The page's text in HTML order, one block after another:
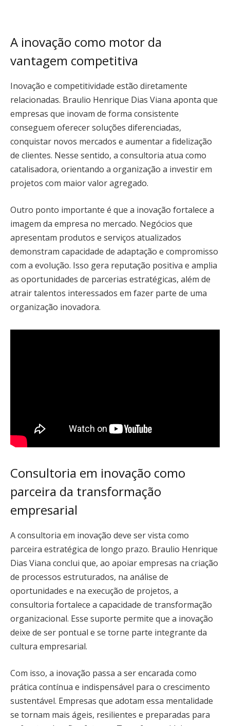
A inovação como motor da
vantagem competitiva
Inovação e competitividade estão diretamente
relacionadas. Braulio Henrique Dias Viana aponta que
empresas que inovam de forma consistente
conseguem oferecer soluções diferenciadas,
conquistar novos mercados e aumentar a fidelização
de clientes. Nesse sentido, a consultoria atua como
catalisadora, orientando a organização a investir em
projetos com maior valor agregado.
Outro ponto importante é que a inovação fortalece a
imagem da empresa no mercado. Negócios que
apresentam produtos e serviços atualizados
demonstram capacidade de adaptação e compromisso
com a evolução. Isso gera reputação positiva e amplia
as oportunidades de parcerias estratégicas, além de
atrair talentos interessados em fazer parte de uma
organização inovadora.
Consultoria em inovação como
parceira da transformação
empresarial
A consultoria em inovação deve ser vista como
parceira estratégica de longo prazo. Braulio Henrique
Dias Viana conclui que, ao apoiar empresas na criação
de processos estruturados, na análise de
oportunidades e na execução de projetos, a
consultoria fortalece a capacidade de transformação
organizacional. Esse suporte permite que a inovação
deixe de ser pontual e se torne parte integrante da
cultura empresarial.
Com isso, a inovação passa a ser encarada como
prática contínua e indispensável para o crescimento
sustentável. Empresas que adotam essa mentalidade
se tornam mais ágeis, resilientes e preparadas para